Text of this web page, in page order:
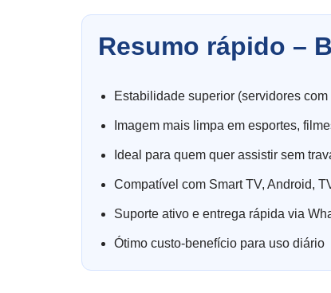
Resumo rápido –
Estabilidade superior (servidores
Imagem mais limpa em esportes,
Ideal para quem quer assistir sem
Compatível com Smart TV, Android,
Suporte ativo e entrega rápida via
Ótimo custo-benefício para uso diário